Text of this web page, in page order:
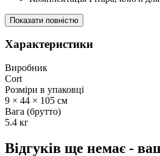
Показати повністю
Характеристики
Виробник
Cort
Розміри в упаковці
9 × 44 × 105 см
Вага (брутто)
5.4 кг
Відгуків ще немає -